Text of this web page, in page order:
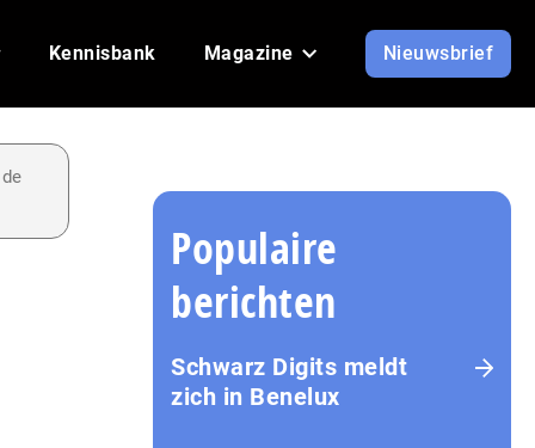
Kennisbank Magazine Nieuwsbrief
Populaire
berichten
Schwarz Digits meldt
zich in Benelux